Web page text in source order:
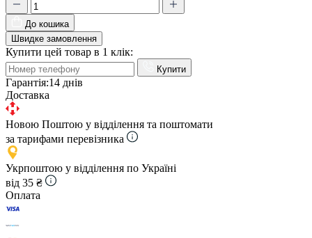
До кошика
Швидке замовлення
Купити цей товар в 1 клік:
Купити
Гарантія:14 днів
Доставка
Новою Поштою у відділення та поштомати
за тарифами перевізника
Укрпоштою у відділення по Україні
від 35 ₴
Оплата